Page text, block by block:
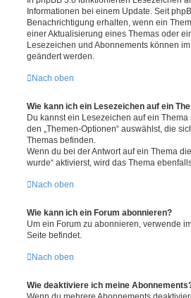
Informationen bei einem Update. Seit
Benachrichtigung erhalten, wenn ein
einer Aktualisierung eines Themas oder
Lesezeichen und Abonnements können
geändert werden.
Nach oben
Wie kann ich ein Lesezeichen auf ein
Du kannst ein Lesezeichen auf ein
den „Themen-Optionen“ auswählst, die
Themas befinden.
Wenn du bei der Antwort auf ein Thema
wurde“ aktivierst, wird das Thema
Nach oben
Wie kann ich ein Forum abonnieren?
Um ein Forum zu abonnieren, verwende
Seite befindet.
Nach oben
Wie deaktiviere ich meine